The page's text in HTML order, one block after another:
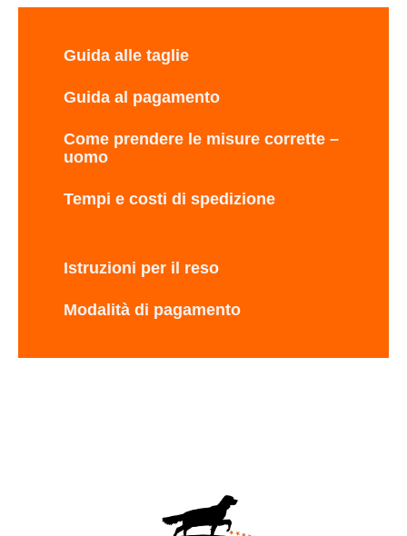
Guida alle taglie
Guida al pagamento
Come prendere le misure corrette –
uomo
Tempi e costi di spedizione
Istruzioni per il reso
Modalità di pagamento